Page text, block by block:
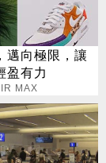
邁向極限，讓
盈有力
MAX